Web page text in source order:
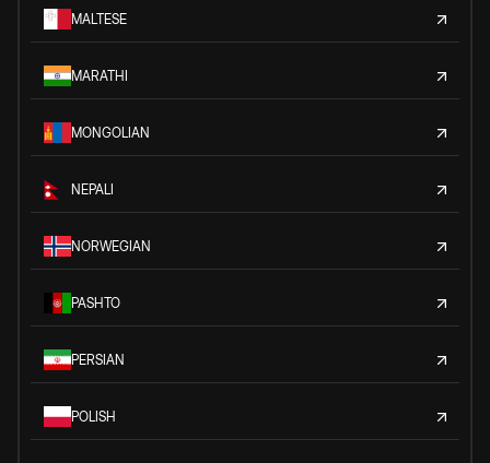
MALTESE
MARATHI
MONGOLIAN
NEPALI
NORWEGIAN
PASHTO
PERSIAN
POLISH